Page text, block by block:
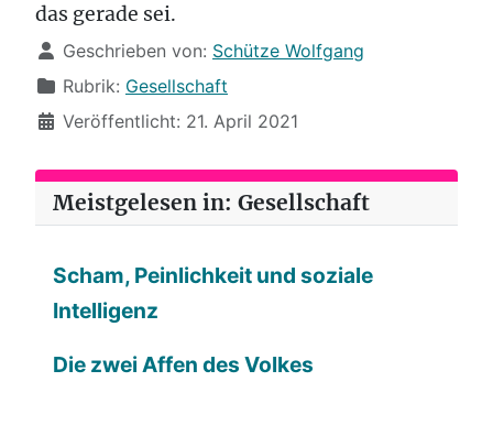
das gerade sei.
Details
Geschrieben von: Schütze Wolfgang
Rubrik: Gesellschaft
Veröffentlicht: 21. April 2021
Meistgelesen in: Gesellschaft
Scham, Peinlichkeit und soziale
Intelligenz
Die zwei Affen des Volkes